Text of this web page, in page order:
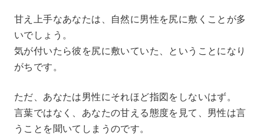
甘え上手なあなたは、自然に男性を尻に敷くことが多
いでしょう。
気が付いたら彼を尻に敷いていた、ということになり
がちです。
ただ、あなたは男性にそれほど指図をしないはず。
言葉ではなく、あなたの甘える態度を見て、男性は言
うことを聞いてしまうのです。